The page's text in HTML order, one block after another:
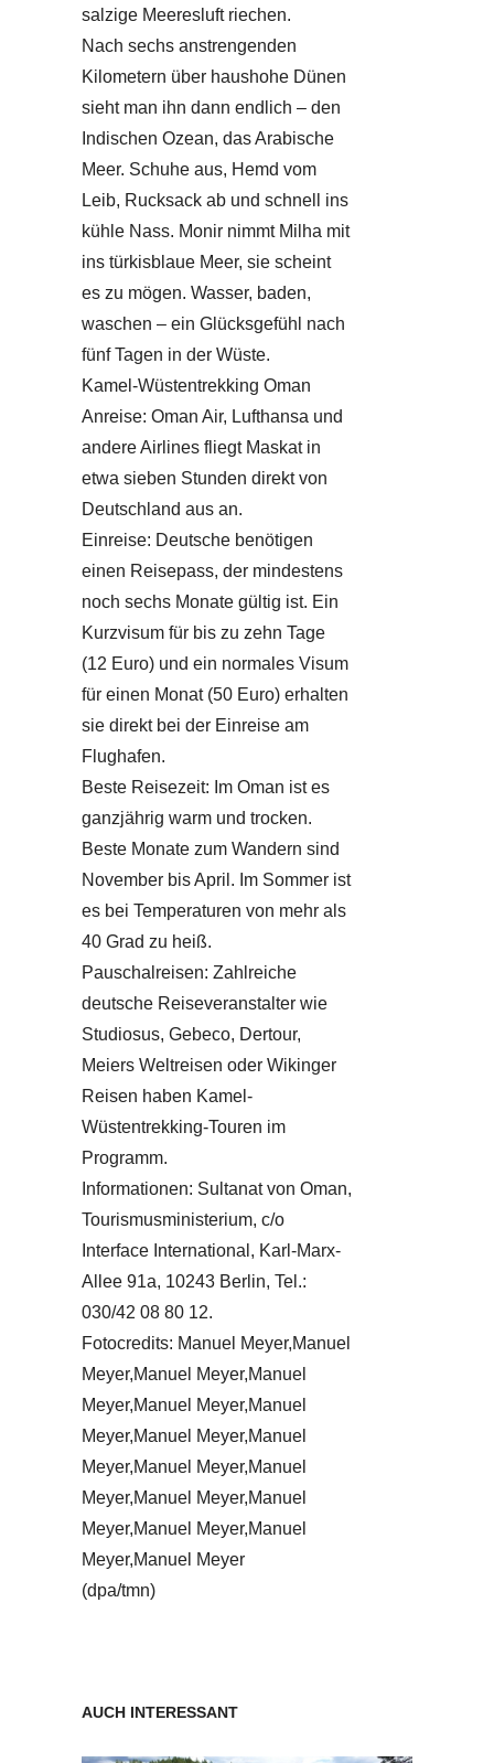
salzige Meeresluft riechen.
Nach sechs anstrengenden
Kilometern über haushohe Dünen
sieht man ihn dann endlich – den
Indischen Ozean, das Arabische
Meer. Schuhe aus, Hemd vom
Leib, Rucksack ab und schnell ins
kühle Nass. Monir nimmt Milha mit
ins türkisblaue Meer, sie scheint
es zu mögen. Wasser, baden,
waschen – ein Glücksgefühl nach
fünf Tagen in der Wüste.
Kamel-Wüstentrekking Oman
Anreise: Oman Air, Lufthansa und
andere Airlines fliegt Maskat in
etwa sieben Stunden direkt von
Deutschland aus an.
Einreise: Deutsche benötigen
einen Reisepass, der mindestens
noch sechs Monate gültig ist. Ein
Kurzvisum für bis zu zehn Tage
(12 Euro) und ein normales Visum
für einen Monat (50 Euro) erhalten
sie direkt bei der Einreise am
Flughafen.
Beste Reisezeit: Im Oman ist es
ganzjährig warm und trocken.
Beste Monate zum Wandern sind
November bis April. Im Sommer ist
es bei Temperaturen von mehr als
40 Grad zu heiß.
Pauschalreisen: Zahlreiche
deutsche Reiseveranstalter wie
Studiosus, Gebeco, Dertour,
Meiers Weltreisen oder Wikinger
Reisen haben Kamel-
Wüstentrekking-Touren im
Programm.
Informationen: Sultanat von Oman,
Tourismusministerium, c/o
Interface International, Karl-Marx-
Allee 91a, 10243 Berlin, Tel.:
030/42 08 80 12.
Fotocredits: Manuel Meyer,Manuel
Meyer,Manuel Meyer,Manuel
Meyer,Manuel Meyer,Manuel
Meyer,Manuel Meyer,Manuel
Meyer,Manuel Meyer,Manuel
Meyer,Manuel Meyer,Manuel
Meyer,Manuel Meyer,Manuel
Meyer,Manuel Meyer
(dpa/tmn)
AUCH INTERESSANT